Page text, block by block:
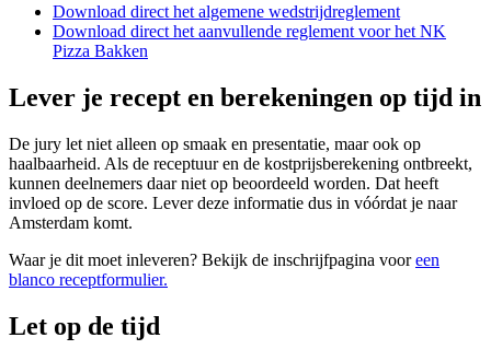
Download direct het algemene wedstrijdreglement
Download direct het aanvullende reglement voor het NK
Pizza Bakken
Lever je recept en berekeningen op tijd in
De jury let niet alleen op smaak en presentatie, maar ook op
haalbaarheid. Als de receptuur en de kostprijsberekening ontbreekt,
kunnen deelnemers daar niet op beoordeeld worden. Dat heeft
invloed op de score. Lever deze informatie dus in vóórdat je naar
Amsterdam komt.
Waar je dit moet inleveren? Bekijk de inschrijfpagina vooreen
blanco receptformulier.
Let op de tijd